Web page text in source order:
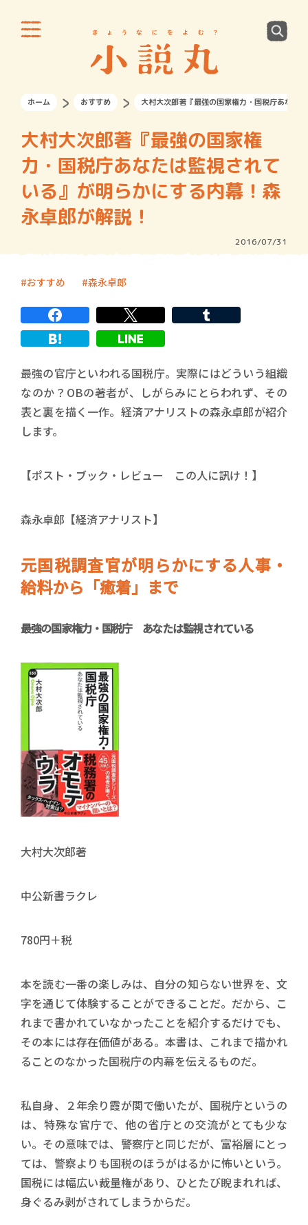
ホーム おすすめ 大村大次郎著『最強の国家権力・国税庁あなた
大村大次郎著『最強の国家権
力・国税庁あなたは監視されて
いる』が明らかにする内幕！森
永卓郎が解説！
2016/07/31
おすすめ 森永卓郎
最強の官庁といわれる国税庁。実際にはどういう組織
なのか？OBの著者が、しがらみにとらわれず、その
表と裏を描く一作。経済アナリストの森永卓郎が紹介
します。
【ポスト・ブック・レビュー この人に訊け！】
森永卓郎【経済アナリスト】
元国税調査官が明らかにする人事・
給料から「癒着」まで
最強の国家権力・国税庁 あなたは監視されている
大村大次郎著
中公新書ラクレ
780円＋税
本を読む一番の楽しみは、自分の知らない世界を、文
字を通じて体験することができることだ。だから、こ
れまで書かれていなかったことを紹介するだけでも、
その本には存在価値がある。本書は、これまで描かれ
ることのなかった国税庁の内幕を伝えるものだ。
私自身、２年余り霞が関で働いたが、国税庁というの
は、特殊な官庁で、他の省庁との交流がとても少な
い。その意味では、警察庁と同じだが、富裕層にとっ
ては、警察よりも国税のほうがはるかに怖いという。
国税には幅広い裁量権があり、ひとたび睨まれれば、
身ぐるみ剥がされてしまうからだ。